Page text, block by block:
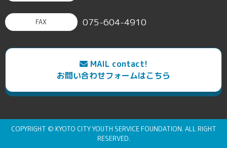
FAX 075-604-4910
MAIL contact!
お問い合わせフォームはこちら
COPYRIGHT © KYOTO CITY YOUTH SERVICE FOUNDATION. ALL RIGHT
RESERVED.